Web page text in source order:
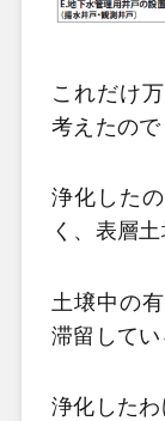
これだけ
考えたので
浄化した
く、表層
土壌中の
滞留して
浄化したわ